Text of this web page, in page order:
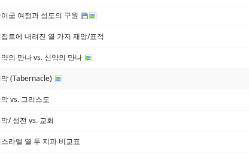
이굽 여정과 성도의 구원
집트에 내려진 열 가지 재앙/표적
약의 만나 vs. 신약의 만나
(Tabernacle)
vs. 그리스도
/ 성전 vs. 교회
스라엘 열 두 지파 비교표